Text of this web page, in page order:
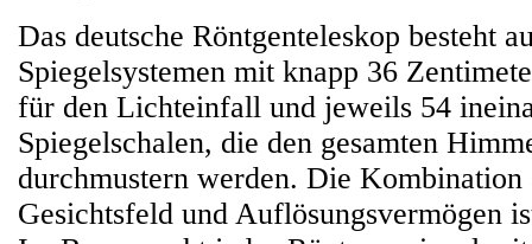
Das deutsche Röntgenteleskop besteht
Spiegelsystemen mit knapp 36
für den Lichteinfall und jeweils 54
Spiegelschalen, die den gesamten
durchmustern werden. Die Kombination
Gesichtsfeld und Auflösungsvermögen